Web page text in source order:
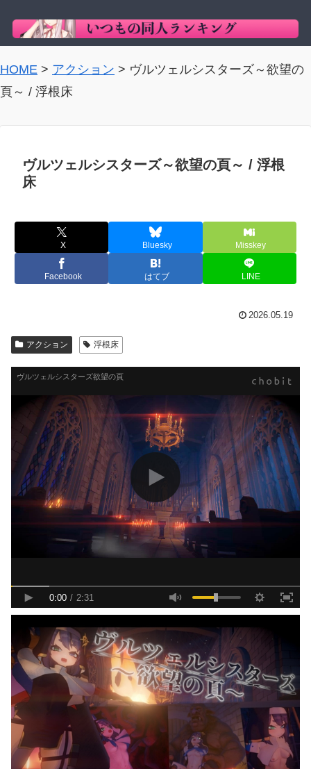
HOME > アクション > ヴルツェルシスターズ～欲望の
頁～ / 浮根床
ヴルツェルシスターズ～欲望の頁～ / 浮根
床
X Bluesky Misskey
Facebook はてブ LINE
2026.05.19
アクション 浮根床